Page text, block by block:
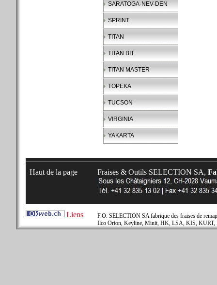
SARATOGA-NEV-DEN
SPRINT
TITAN
TITAN BIT
TITAN MASTER
TOPEKA
TUCSON
VIRGINIA
YAKARTA
Haut de la page Fraises & Outils SELECTION SA,
Liens
F.O. SELECTION SA fabrique des fraises de
Ilco Orion, Keyline, Minit, HK, LSA, KIS, KURT,